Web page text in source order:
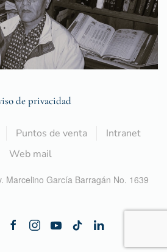
de privacidad
Puntos de venta
Intranet
Web mail
Marcelino García Barragán No. 1639